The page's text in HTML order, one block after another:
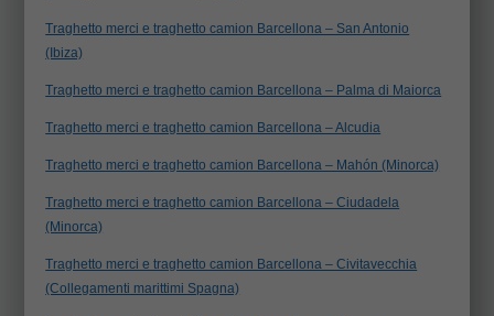
Traghetto merci e traghetto camion Barcellona – San Antonio
(Ibiza)
Traghetto merci e traghetto camion Barcellona – Palma di Maiorca
Traghetto merci e traghetto camion Barcellona – Alcudia
Traghetto merci e traghetto camion Barcellona – Mahón (Minorca)
Traghetto merci e traghetto camion Barcellona – Ciudadela
(Minorca)
Traghetto merci e traghetto camion Barcellona – Civitavecchia
(Collegamenti marittimi Spagna)